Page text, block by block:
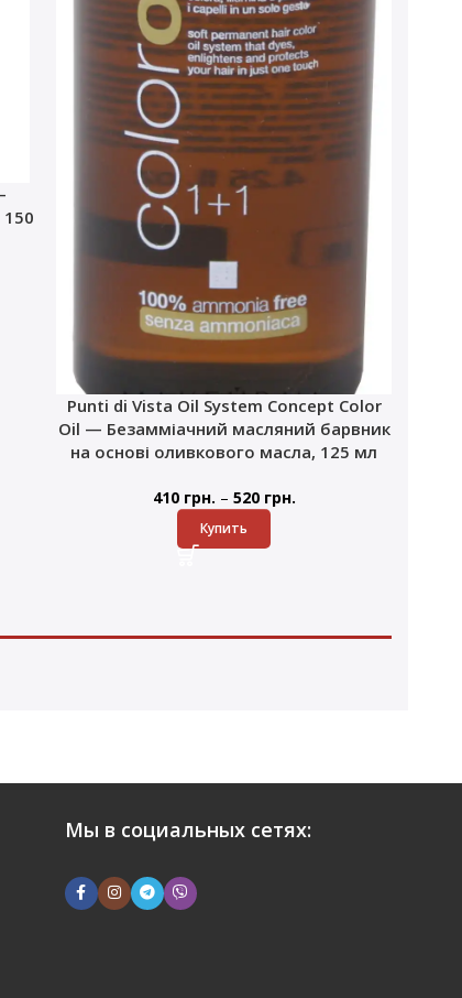
Punti di Vista Oil System Concept Color
Oil — Безамміачний масляний барвник
на основі оливкового масла, 125 мл
410 грн. – 520 грн.
Купить
Мы в социальных сетях: